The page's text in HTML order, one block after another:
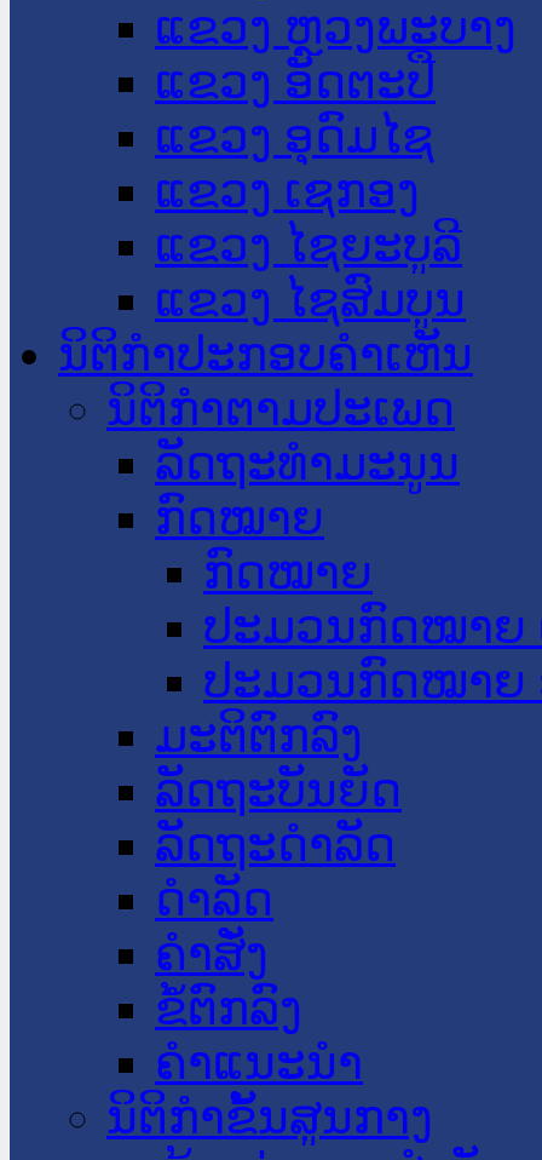
ແຂວງ ຫຼວງພະບາງ
ແຂວງ ອັດຕະປື
ແຂວງ ອຸດົມໄຊ
ແຂວງ ເຊກອງ
ແຂວງ ໄຊຍະບູລີ
ແຂວງ ໄຊສົມບູນ
ນິຕິກໍາປະກອບຄໍາເຫັນ
ນິຕິກໍາຕາມປະເພດ
ລັດຖະທໍາມະນູນ
ກົດໝາຍ
ກົດໝາຍ
ປະມວນກົດໝາຍ
ປະມວນກົດໝາຍ
ມະຕິຕົກລົງ
ລັດຖະບັນຍັດ
ລັດຖະດໍາລັດ
ດໍາລັດ
ຄໍາສັ່ງ
ຂໍ້ຕົກລົງ
ຄໍາແນະນໍາ
ນິຕິກຳຂັ້ນສູນກາງ